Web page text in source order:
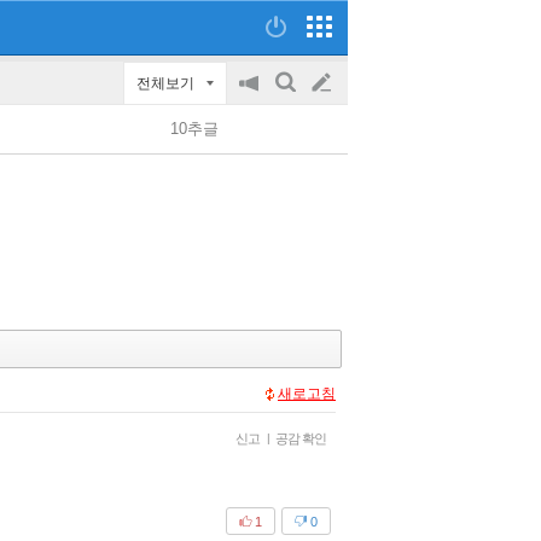
전체보기
공
on/off
검
글
쓰
10추글
새로고침
신고 | 공감 확인
0
1